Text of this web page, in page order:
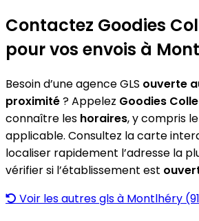
Contactez Goodies
pour vos envois à
Besoin d’une agence GLS ouverte
proximité? Appelez Goodies
connaître les horaires, y compris le
applicable. Consultez la carte
localiser rapidement l’adresse la
vérifier si l’établissement est
Voir les autres gls à Montlhéry